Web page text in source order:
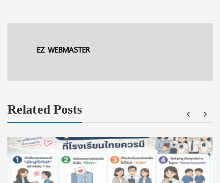
EZ WEBMASTER
Related Posts